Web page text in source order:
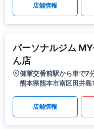
店舗情報
パーソナルジム
ん店
健軍交番前駅から車で7
熊本県熊本市南区田井
店舗情報